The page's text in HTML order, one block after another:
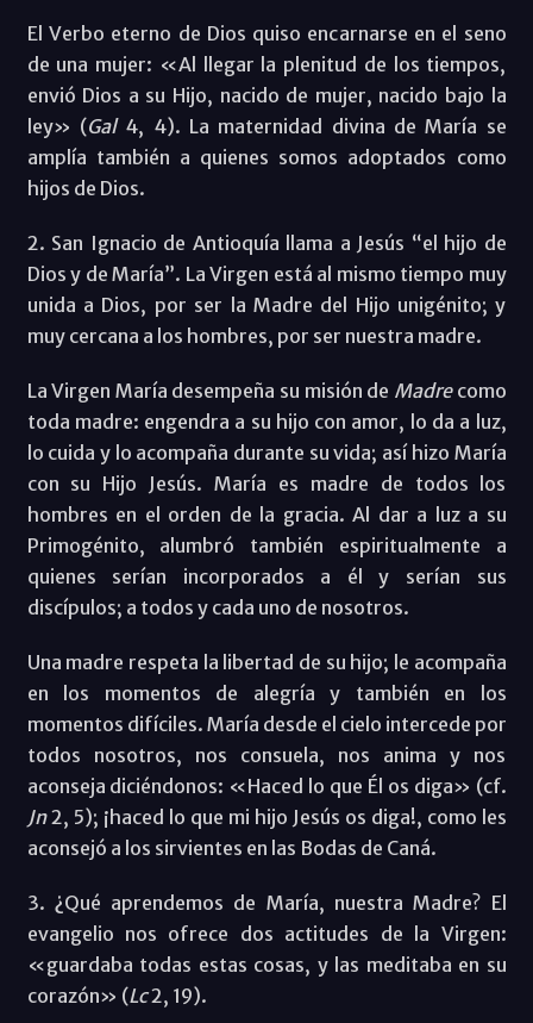
El Verbo eterno de Dios quiso encarnarse en el seno
de una mujer: «Al llegar la plenitud de los tiempos,
envió Dios a su Hijo, nacido de mujer, nacido bajo la
ley» (Gal 4, 4). La maternidad divina de María se
amplía también a quienes somos adoptados como
hijos de Dios.
2. San Ignacio de Antioquía llama a Jesús “el hijo de
Dios y de María”. La Virgen está al mismo tiempo muy
unida a Dios, por ser la Madre del Hijo unigénito; y
muy cercana a los hombres, por ser nuestra madre.
La Virgen María desempeña su misión de Madre como
toda madre: engendra a su hijo con amor, lo da a luz,
lo cuida y lo acompaña durante su vida; así hizo María
con su Hijo Jesús. María es madre de todos los
hombres en el orden de la gracia. Al dar a luz a su
Primogénito, alumbró también espiritualmente a
quienes serían incorporados a él y serían sus
discípulos; a todos y cada uno de nosotros.
Una madre respeta la libertad de su hijo; le acompaña
en los momentos de alegría y también en los
momentos difíciles. María desde el cielo intercede por
todos nosotros, nos consuela, nos anima y nos
aconseja diciéndonos: «Haced lo que Él os diga» (cf.
Jn2, 5); ¡haced lo que mi hijo Jesús os diga!, como les
aconsejó a los sirvientes en las Bodas de Caná.
3. ¿Qué aprendemos de María, nuestra Madre? El
evangelio nos ofrece dos actitudes de la Virgen:
«guardaba todas estas cosas, y las meditaba en su
corazón» (Lc2, 19).